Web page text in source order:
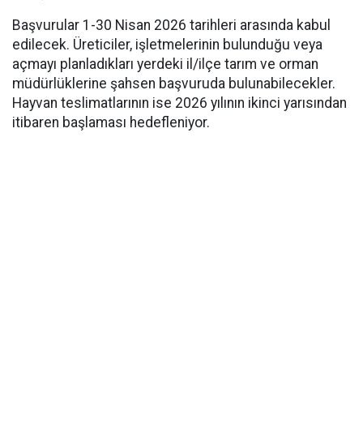
Başvurular 1-30 Nisan 2026 tarihleri arasında kabul
edilecek. Üreticiler, işletmelerinin bulunduğu veya
açmayı planladıkları yerdeki il/ilçe tarım ve orman
müdürlüklerine şahsen başvuruda bulunabilecekler.
Hayvan teslimatlarının ise 2026 yılının ikinci yarısından
itibaren başlaması hedefleniyor.